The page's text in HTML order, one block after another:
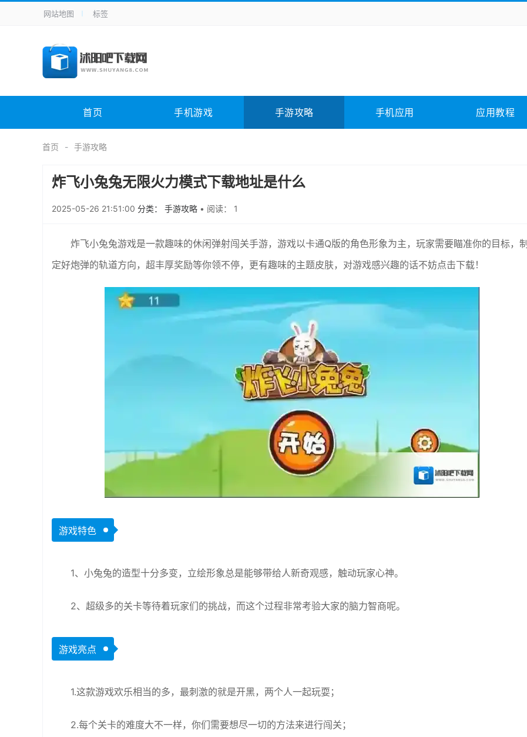
手机应用
手机游戏 H5游戏
电脑软件 其它类别 图形软件 安全相关 应用软件 影音软件 插件下载
未分类 综合其它
网站地图 标签
首页 手机游戏 手游攻略 手机应用 应用教程
首页 手游攻略
炸飞小兔兔无限火力模式下载地址是什么
2025-05-26 21:51:00 分类： 手游攻略 • 阅读： 1
炸飞小兔兔游戏是一款趣味的休闲弹射闯关手游，游戏以卡通Q版的角色形象为主，玩家需要瞄准你的目标，制
定好炮弹的轨道方向，超丰厚奖励等你领不停，更有趣味的主题皮肤，对游戏感兴趣的话不妨点击下载！
游戏特色
1、小兔兔的造型十分多变，立绘形象总是能够带给人新奇观感，触动玩家心神。
2、超级多的关卡等待着玩家们的挑战，而这个过程非常考验大家的脑力智商呢。
游戏亮点
1.这款游戏欢乐相当的多，最刺激的就是开黑，两个人一起玩耍；
2.每个关卡的难度大不一样，你们需要想尽一切的方法来进行闯关；